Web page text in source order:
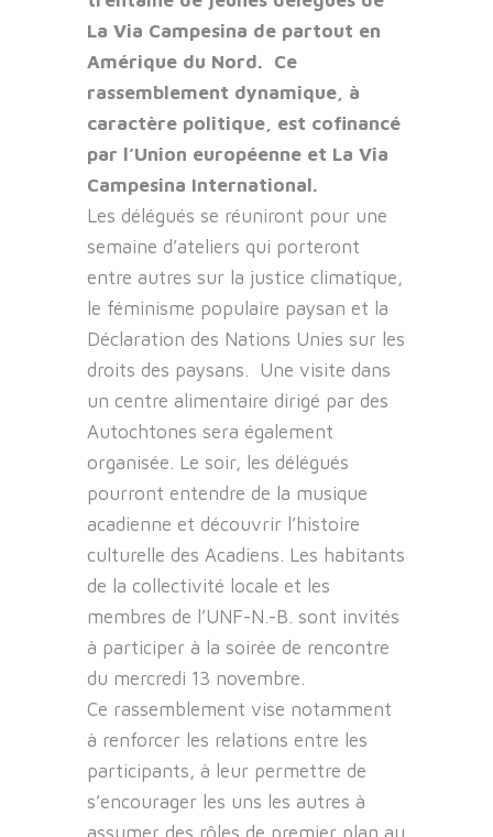
La Via Campesina de partout en
Amérique du Nord. Ce
rassemblement dynamique, à
caractère politique, est cofinancé
par l’Union européenne et La Via
Campesina International.
Les délégués se réuniront pour une
semaine d’ateliers qui porteront
entre autres sur la justice climatique,
le féminisme populaire paysan et la
Déclaration des Nations Unies sur les
droits des paysans. Une visite dans
un centre alimentaire dirigé par des
Autochtones sera également
organisée. Le soir, les délégués
pourront entendre de la musique
acadienne et découvrir l’histoire
culturelle des Acadiens. Les habitants
de la collectivité locale et les
membres de l’UNF-N.-B. sont invités
à participer à la soirée de rencontre
du mercredi 13 novembre.
Ce rassemblement vise notamment
à renforcer les relations entre les
participants, à leur permettre de
s’encourager les uns les autres à
assumer des rôles de premier plan au